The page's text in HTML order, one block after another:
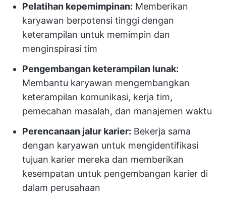
Pelatihan kepemimpinan: Memberikan
karyawan berpotensi tinggi dengan
keterampilan untuk memimpin dan
menginspirasi tim
Pengembangan keterampilan lunak:
Membantu karyawan mengembangkan
keterampilan komunikasi, kerja tim,
pemecahan masalah, dan manajemen waktu
Perencanaan jalur karier: Bekerja sama
dengan karyawan untuk mengidentifikasi
tujuan karier mereka dan memberikan
kesempatan untuk pengembangan karier di
dalam perusahaan